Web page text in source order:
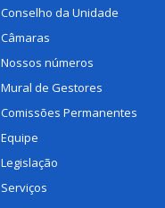
Conselho da Unidade
Câmaras
Nossos números
Mural de Gestores
Comissões Permanentes
Equipe
Legislação
Serviços